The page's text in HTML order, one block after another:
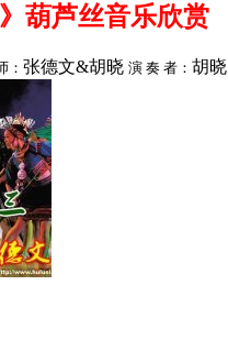
葫芦丝音乐欣赏
： 张德文&胡晓 演 奏 者： 胡晓